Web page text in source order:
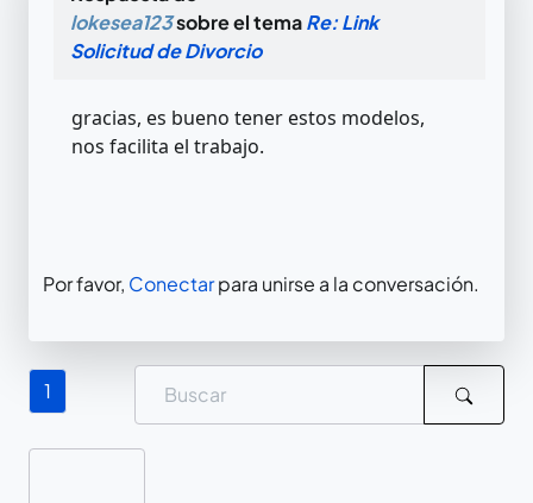
lokesea123sobre el temaRe: Link
Solicitud de Divorcio
gracias, es bueno tener estos modelos,
nos facilita el trabajo.
Por favor, Conectarpara unirse a la conversación.
1